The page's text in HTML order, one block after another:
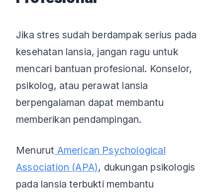
Jika stres sudah berdampak serius pada
kesehatan lansia, jangan ragu untuk
mencari bantuan profesional. Konselor,
psikolog, atau perawat lansia
berpengalaman dapat membantu
memberikan pendampingan.
Menurut American Psychological
Association (APA), dukungan psikologis
pada lansia terbukti membantu